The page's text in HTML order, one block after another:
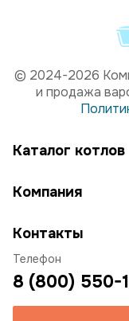
© 2024-2026
и продажа
Каталог котлов
Компания
Контакты
Телефон
8 (800) 550-